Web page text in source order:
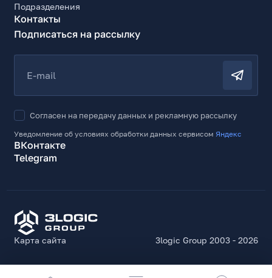
Ссылки на описание
https://www.xpg.com/en/xpg/pc-component-
invader-x-mid-tower-chassis?tab=spec
Подразделения
Контакты
Подписаться на рассылку
E-mail
Согласен на передачу данных и рекламную рассылку
Уведомление об условиях обработки данных сервисом Яндекс
ВКонтакте
Telegram
Карта сайта 3logic Group 2003 - 2026